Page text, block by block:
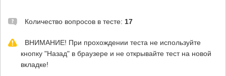
Количество вопросов в тесте: 17
ВНИМАНИЕ! При прохождении теста не используйте
кнопку "Назад" в браузере и не открывайте тест на новой
вкладке!